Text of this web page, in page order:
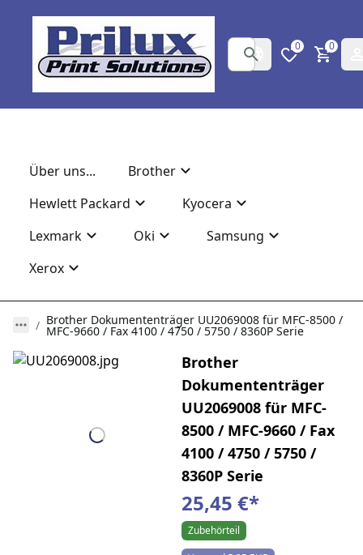
0 0
Über uns...
Brother
Hewlett Packard
Kyocera
Lexmark
Oki
Samsung
Xerox
Brother Dokumententräger UU2069008 für MFC-8500 /
MFC-9660 / Fax 4100 / 4750 / 5750 / 8360P Serie
Brother
Dokumententräger
UU2069008 für MFC-
8500 / MFC-9660 / Fax
4100 / 4750 / 5750 /
8360P Serie
25,45 €*
Zubehörteil